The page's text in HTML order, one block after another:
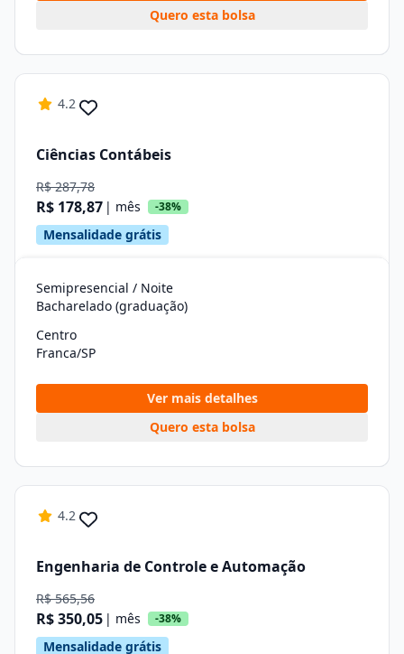
Quero esta bolsa
4.2
Ciências Contábeis
R$ 287,78
R$ 178,87 | mês -38%
Mensalidade grátis
Semipresencial / Noite
Bacharelado (graduação)
Centro
Franca/SP
Ver mais detalhes
Quero esta bolsa
4.2
Engenharia de Controle e Automação
R$ 565,56
R$ 350,05 | mês -38%
Mensalidade grátis